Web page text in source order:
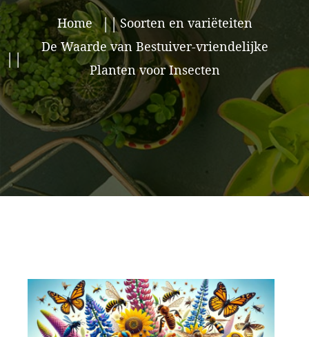
Home
Soorten en variëteiten
De Waarde van Bestuiver-vriendelijke
Planten voor Insecten